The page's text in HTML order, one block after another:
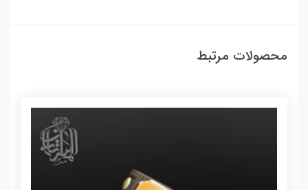
محصولات مرتبط